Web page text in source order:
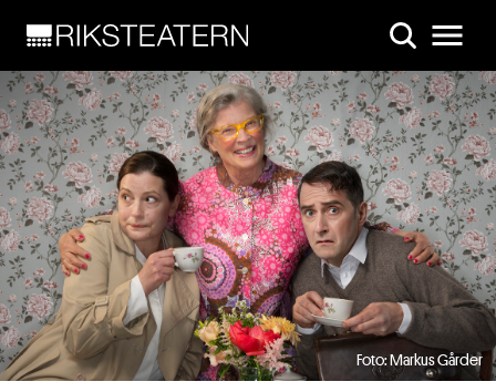
Foto: Markus Gårder